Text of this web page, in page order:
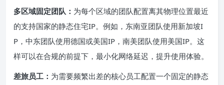
多区域固定团队： 为每个区域的团队配置离其物理位置最近
的支持国家的静态住宅IP。例如，东南亚团队使用新加坡I
P，中东团队使用德国或美国IP，南美团队使用美国IP。这
样可以在合规的前提下，最小化网络延迟，提升使用体验。
差旅员工： 为需要频繁出差的核心员工配置一个固定的静态